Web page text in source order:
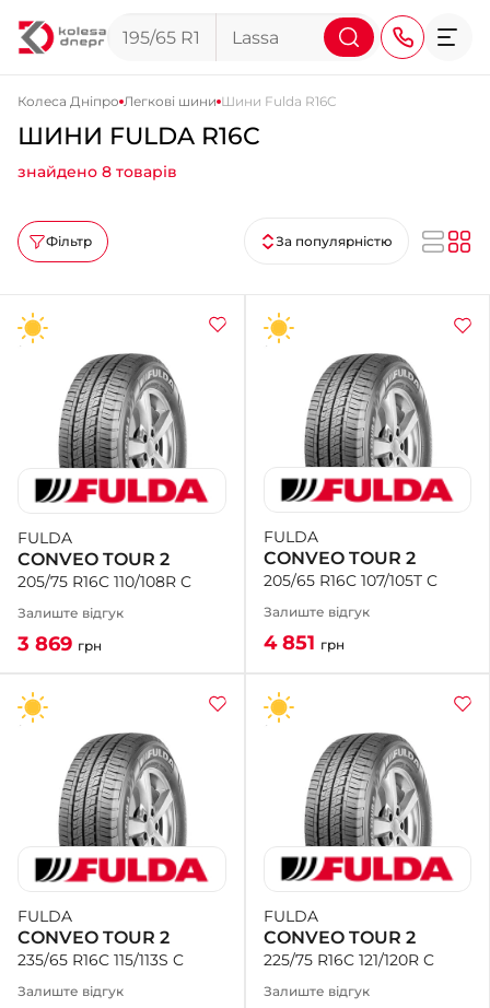
+38 (095) 276-44-44
+38 (067) 911-14-14
- на Щепкіна
+38 (098) 911-911-0
- на Тополі
+38 (098) 911-911-4
- на Калиновій
+38 (077) 7-184-184
- Донецьке шосе
+38 (050)-911-911-2
- Щепкіна
+38 (099)-643-33-77
- Тополь
+38 (068)-923-74-19
- Калинова
Колеса Дніпро Легкові шини Шини Fulda R16C
ШИНИ FULDA R16C
знайдено 8 товарів
Фільтр За популярністю
FULDA
CONVEO TOUR 2
205/75 R16C 110/108R C
Залиште відгук
3 869 грн
FULDA
CONVEO TOUR 2
205/65 R16C 107/105T C
Залиште відгук
4 851 грн
FULDA
CONVEO TOUR 2
235/65 R16C 115/113S C
Залиште відгук
FULDA
CONVEO TOUR 2
225/75 R16C 121/120R C
Залиште відгук